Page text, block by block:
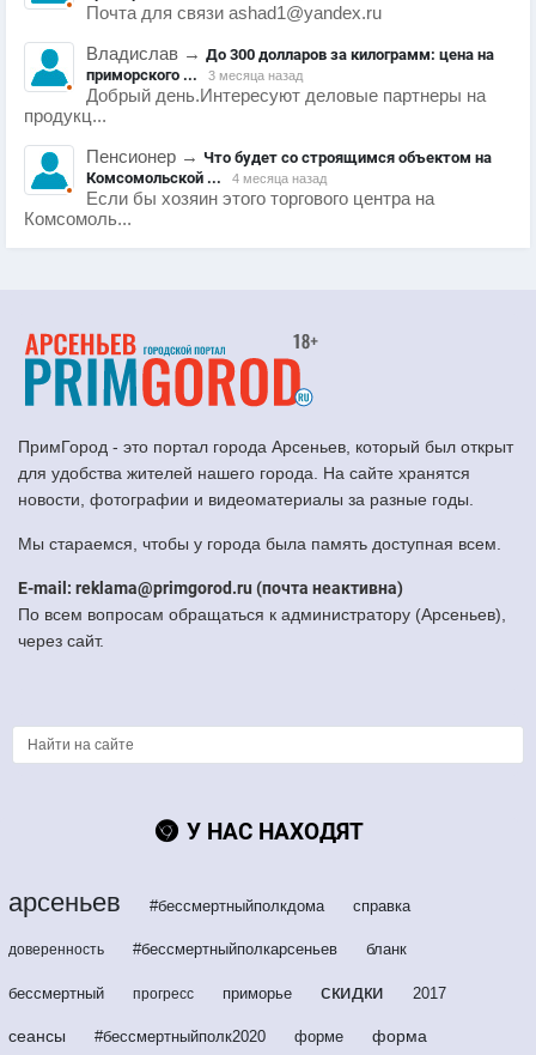
Почта для связи ashad1@yandex.ru
Владислав → До 300 долларов за килограмм: цена на
приморского ...
3 месяца назад
Добрый день.Интересуют деловые партнеры на
продукц...
Пенсионер → Что будет со строящимся объектом на
Комсомольской ...
4 месяца назад
Если бы хозяин этого торгового центра на
Комсомоль...
ПримГород - это портал города Арсеньев, который был открыт
для удобства жителей нашего города. На сайте хранятся
новости, фотографии и видеоматериалы за разные годы.
Мы стараемся, чтобы у города была память доступная всем.
E-mail: reklama@primgorod.ru (почта неактивна)
По всем вопросам обращаться к администратору (Арсеньев),
через сайт.
У НАС НАХОДЯТ
арсеньев #бессмертныйполкдома справка
доверенность #бессмертныйполкарсеньев бланк
бессмертный прогресс приморье скидки 2017
сеансы #бессмертныйполк2020 форме форма